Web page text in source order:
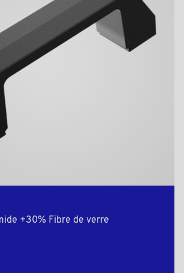
+30% Fibre de verre